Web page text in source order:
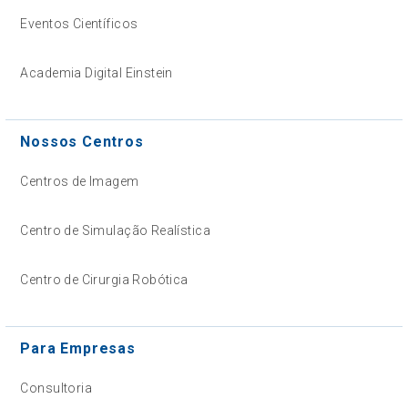
Eventos Científicos
Academia Digital Einstein
Nossos Centros
Centros de Imagem
Centro de Simulação Realística
Centro de Cirurgia Robótica
Para Empresas
Consultoria